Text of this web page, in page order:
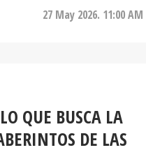
QUE BUSCA LA
DE LAS